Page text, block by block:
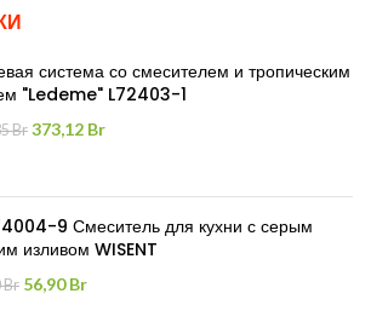
система со смесителем и тропическим
"Ledeme" L72403-1
Br Первоначальная
373,12 BrТекущая
9 Смеситель для кухни с серым
изливом WISENT
Br Первоначальная
56,90BrТекущая